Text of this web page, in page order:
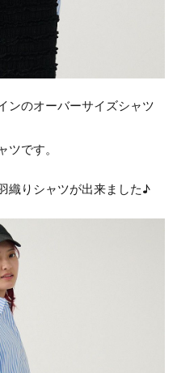
ンのオーバーサイズシャツ
です。
織りシャツが出来ました♪